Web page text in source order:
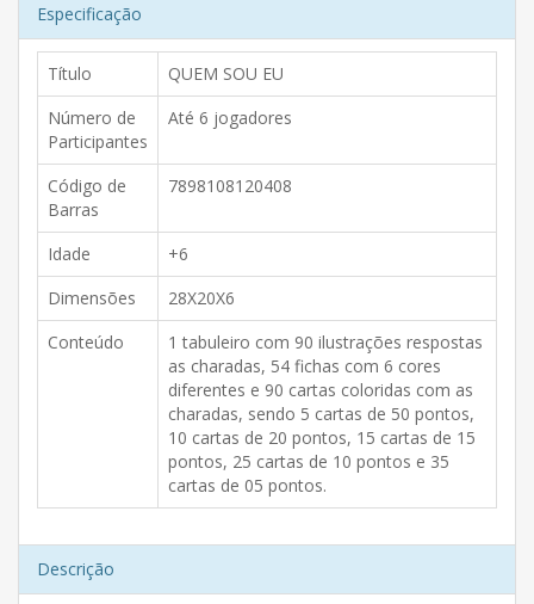
Especificação
Título
QUEM SOU EU
Número de
Participantes
Até 6 jogadores
Código de
Barras
7898108120408
Idade
+6
Dimensões
28X20X6
Conteúdo
1 tabuleiro com 90 ilustrações respostas
as charadas, 54 fichas com 6 cores
diferentes e 90 cartas coloridas com as
charadas, sendo 5 cartas de 50 pontos,
10 cartas de 20 pontos, 15 cartas de 15
pontos, 25 cartas de 10 pontos e 35
cartas de 05 pontos.
Descrição